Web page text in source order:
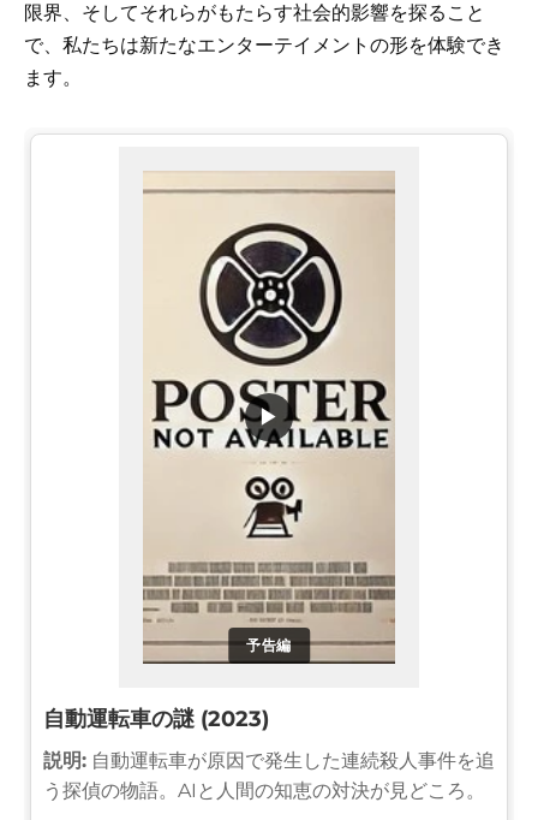
限界、そしてそれらがもたらす社会的影響を探ること
で、私たちは新たなエンターテイメントの形を体験でき
ます。
予告編
▶
自動運転車の謎 (2023)
説明: 自動運転車が原因で発生した連続殺人事件を追
う探偵の物語。AIと人間の知恵の対決が見どころ。